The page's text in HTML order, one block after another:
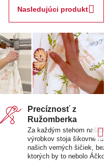
Nasledujúci produkt
Precíznosť z
Ružomberka
Za každým stehom našich
výrobkov stoja šikovné ruky
našich verných šičiek, bez
ktorých by to nebolo Áčko.